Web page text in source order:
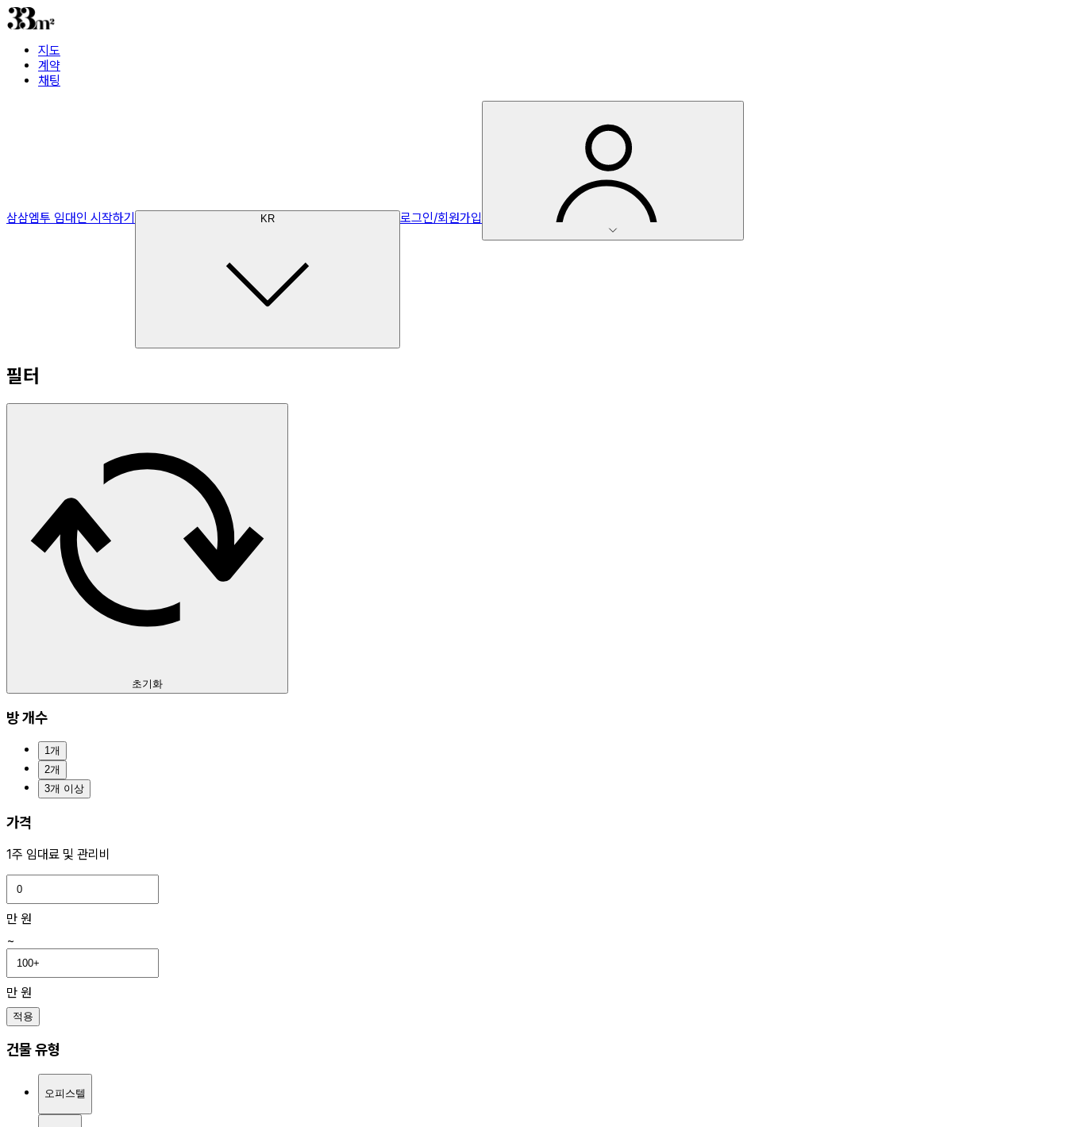
지도
계약
채팅
삼삼엠투 임대인 시작하기 KR 로그인/회원가입
필터
초기화
방 개수
1개
2개
3개 이상
가격
1주 임대료 및 관리비
만 원
~
만 원
적용
건물 유형
오피스텔